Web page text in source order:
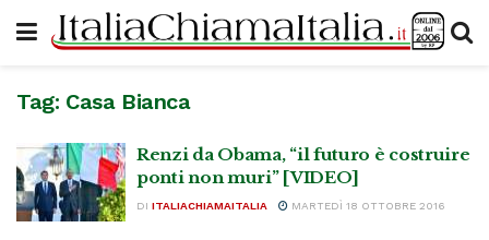
Tag: Casa Bianca
Renzi da Obama, “il futuro è costruire
ponti non muri” [VIDEO]
DI ITALIACHIAMAITALIA MARTEDÌ 18 OTTOBRE 2016